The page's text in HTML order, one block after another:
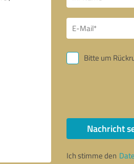
Bitte um
Nachricht
Ich stimme den